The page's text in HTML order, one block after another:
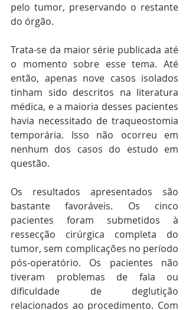
pelo tumor, preservando o restante
do órgão.
Trata-se da maior série publicada até
o momento sobre esse tema. Até
então, apenas nove casos isolados
tinham sido descritos na literatura
médica, e a maioria desses pacientes
havia necessitado de traqueostomia
temporária. Isso não ocorreu em
nenhum dos casos do estudo em
questão.
Os resultados apresentados são
bastante favoráveis. Os cinco
pacientes foram submetidos à
ressecção cirúrgica completa do
tumor, sem complicações no período
pós-operatório. Os pacientes não
tiveram problemas de fala ou
dificuldade de deglutição
relacionados ao procedimento. Com